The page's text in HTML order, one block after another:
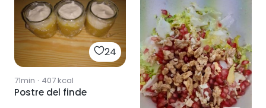
24
71min · 407kcal
Postre del finde